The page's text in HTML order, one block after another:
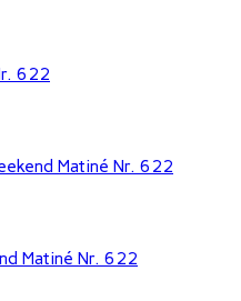
622
Matiné Nr. 622
Matiné Nr. 622